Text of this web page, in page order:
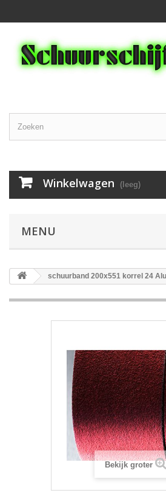
Winkelwagen (leeg)
MENU
schuurband 200x551 korrel 24
Bekijk groter